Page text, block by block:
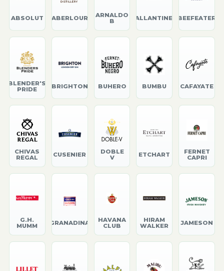
ABSOLUT ABERLOUR
ARNALDO
B
BALLANTINE'S BEEFEATER
BLENDER'S
PRIDE
BRIGHTON BUHERO BUMBU CAFAYATE
CHIVAS
REGAL
CUSENIER
DOBLE
V
ETCHART
FERNET
CAPRI
G.H.
MUMM
GRANADINA
HAVANA
CLUB
HIRAM
WALKER
JAMESON